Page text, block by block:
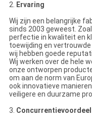
2. Ervaring
Wij zijn een belangrijke
sinds 2003 geweest.
perfectie in kwaliteit en
toewijding en
wij hebben goede
Wij werken over de hele
onze ontworpen
om aan de norm van
ook innovatieve
veiligere en duurzame
3. Concurrentievoordeel